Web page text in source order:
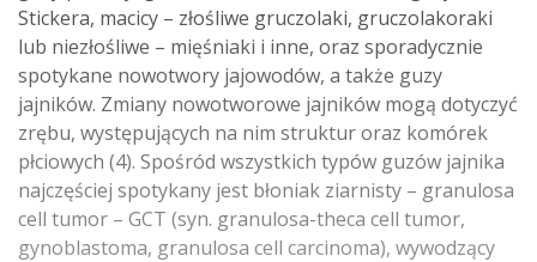
Stickera, macicy – złośliwe gruczolaki, gruczolakoraki
lub niezłośliwe – mięśniaki i inne, oraz sporadycznie
spotykane nowotwory jajowodów, a także guzy
jajników. Zmiany nowotworowe jajników mogą dotyczyć
zrębu, występujących na nim struktur oraz komórek
płciowych (4). Spośród wszystkich typów guzów jajnika
najczęściej spotykany jest błoniak ziarnisty – granulosa
cell tumor – GCT (syn. granulosa-theca cell tumor,
gynoblastoma, granulosa cell carcinoma), wywodzący